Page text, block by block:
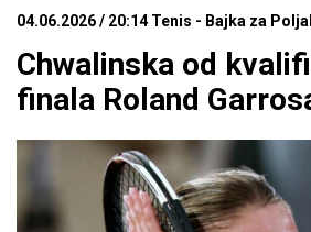
04.06.2026 / 20:14 Tenis - Bajka za
Chwalinska od
finala Roland